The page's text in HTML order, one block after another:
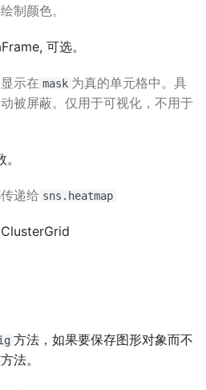
制颜色。
可选。
示在 mask 为真的单元格中。具
被屏蔽。仅用于可视化，不用于
递给 sns.heatmap
ClusterGrid
方法，如果要保存图形对象而不
法。